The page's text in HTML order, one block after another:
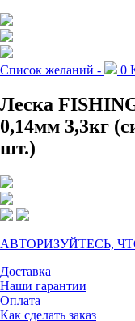
Список желаний - 0
Леска
0,14мм 3,3кг
шт.)
АВТОРИЗУЙТЕСЬ,
Доставка
Наши гарантии
Оплата
Как сделать заказ